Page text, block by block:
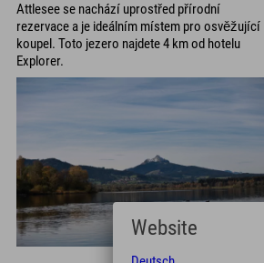
Attlesee se nachází uprostřed přírodní
rezervace a je ideálním místem pro osvěžující
koupel. Toto jezero najdete 4 km od hotelu
Explorer.
Website